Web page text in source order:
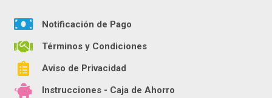
Notificación de Pago
Términos y Condiciones
Aviso de Privacidad
Instrucciones - Caja de Ahorro